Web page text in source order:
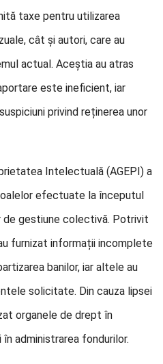
taxe pentru utilizarea
cât și autori, care au
actual. Aceștia au atras
este ineficient, iar
privind reținerea unor
Intelectuală (AGEPI) a
efectuate la începutul
de gestiune colectivă. Potrivit
furnizat informații incomplete
banilor, iar altele au
solicitate. Din cauza lipsei
organele de drept în
administrarea fondurilor.